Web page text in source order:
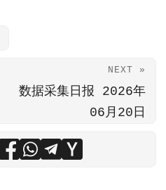
NEXT »
数据采集日报 2026年
06月20日